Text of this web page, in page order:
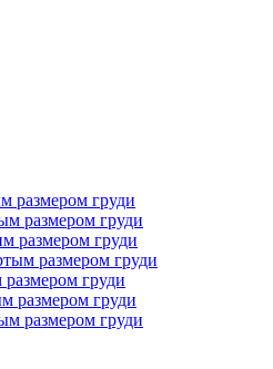
размером груди
размером груди
размером груди
размером груди
груди
размером груди
размером груди